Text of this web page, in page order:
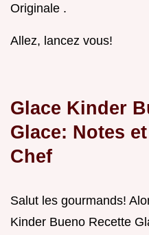
Originale .
Allez, lancez vous!
Glace Kinder
Glace: Notes
Chef
Salut les gourmands!
Kinder Bueno Recette